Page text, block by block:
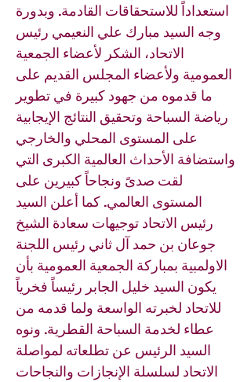
استعداداً للاستحقاقات القادمة. وبدورة
وجه السيد مبارك علي النعيمي رئيس
الاتحاد، الشكر لأعضاء الجمعية
العمومية ولأعضاء المجلس القديم على
ما قدموه من جهود كبيرة في تطوير
رياضة السباحة وتحقيق النتائج الإيجابية
على المستوى المحلي والخارجي
واستضافة الأحداث العالمية الكبرى التي
لقت صدىً ونجاحاً كبيرين على
المستوى العالمي. كما أعلن السيد
رئيس الاتحاد توجيهات سعادة الشيخ
جوعان بن حمد آل ثاني رئيس اللجنة
الاولمبية بمباركة الجمعية العمومية بأن
يكون السيد خليل الجابر رئيساً فخرياً
للاتحاد لخبرته الواسعة ولما قدمه من
عطاء لخدمة السباحة القطرية. ونوه
السيد الرئيس عن تطلعاته لمواصلة
الاتحاد لسلسلة الإنجازات والنجاحات